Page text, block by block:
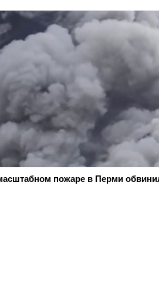
пожаре в Перми